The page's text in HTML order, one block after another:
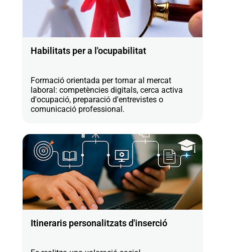
Habilitats per a l'ocupabilitat
Formació orientada per tornar al mercat
laboral: competències digitals, cerca activa
d'ocupació, preparació d'entrevistes o
comunicació professional.
Itineraris personalitzats d'inserció